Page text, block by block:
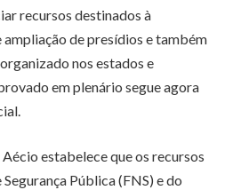
recursos destinados à
de presídios e também
nos estados e
em plenário segue agora
estabelece que os recursos
Pública (FNS) e do